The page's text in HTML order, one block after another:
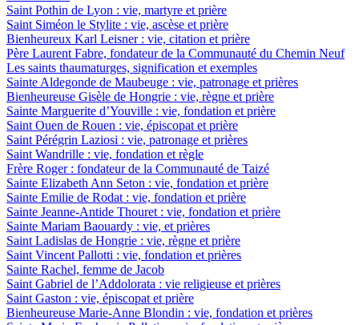
Saint Pothin de Lyon : vie, martyre et prière
Saint Siméon le Stylite : vie, ascèse et prière
Bienheureux Karl Leisner : vie, citation et prière
Père Laurent Fabre, fondateur de la Communauté du Chemin Neuf
Les saints thaumaturges, signification et exemples
Sainte Aldegonde de Maubeuge : vie, patronage et prières
Bienheureuse Gisèle de Hongrie : vie, règne et prière
Sainte Marguerite d’Youville : vie, fondation et prière
Saint Ouen de Rouen : vie, épiscopat et prière
Saint Pérégrin Laziosi : vie, patronage et prières
Saint Wandrille : vie, fondation et règle
Frère Roger : fondateur de la Communauté de Taizé
Sainte Elizabeth Ann Seton : vie, fondation et prière
Sainte Emilie de Rodat : vie, fondation et prière
Sainte Jeanne-Antide Thouret : vie, fondation et prière
Sainte Mariam Baouardy : vie, et prières
Saint Ladislas de Hongrie : vie, règne et prière
Saint Vincent Pallotti : vie, fondation et prières
Sainte Rachel, femme de Jacob
Saint Gabriel de l’Addolorata : vie religieuse et prières
Saint Gaston : vie, épiscopat et prière
Bienheureuse Marie-Anne Blondin : vie, fondation et prières